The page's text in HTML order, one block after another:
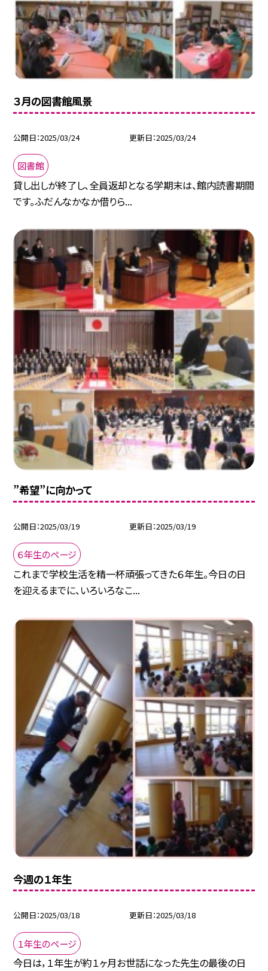
３月の図書館風景
公開日 2025/03/24 更新日 2025/03/24
図書館
貸し出しが終了し、全員返却となる学期末は、館内読書期間
です。ふだんなかなか借りら...
”希望”に向かって
公開日 2025/03/19 更新日 2025/03/19
６年生のページ
これまで学校生活を精一杯頑張ってきた６年生。今日の日
を迎えるまでに、いろいろなこ...
今週の１年生
公開日 2025/03/18 更新日 2025/03/18
１年生のページ
今日は，１年生が約１ヶ月お世話になった先生の最後の日